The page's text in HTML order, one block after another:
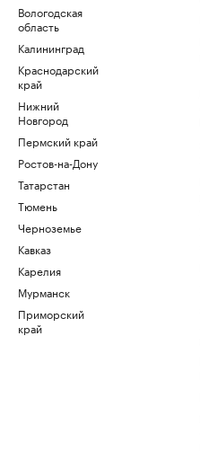
Вологодская
область
Калининград
Краснодарский
край
Нижний
Новгород
Пермский край
Ростов-на-Дону
Татарстан
Тюмень
Черноземье
Кавказ
Карелия
Мурманск
Приморский
край